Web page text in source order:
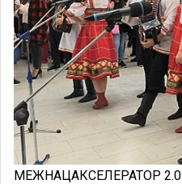
МЕЖНАЦАКСЕЛЕРАТОР 2.0